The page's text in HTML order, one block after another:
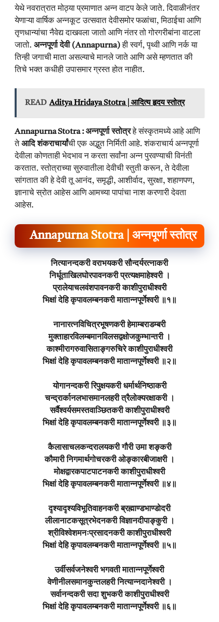
येथे नवरात्रात मोठ्या प्रमाणात अन्न वाटप केले जाते. दिवाळीनंतर
येणाऱ्या वार्षिक अन्नकूट उत्सवात देवीसमोर फळांचा, मिठाईचा आणि
तृणधान्यांचा नैवेद्य दाखवला जातो आणि नंतर तो गोरगरीबांना वाटला
जातो. अन्नपूर्णा देवी (Annapurna)ही स्वर्ग, पृथ्वी आणि नर्क या
तिन्ही जगाची माता असल्याचे मानले जाते आणि असे म्हणतात की
तिचे भक्त कधीही उपासमार ग्रस्त होत नाहीत.
READ Aditya Hridaya Stotra | आदित्य हृदय स्तोत्र
Annapurna Stotra : अन्नपूर्णा स्तोत्रहे संस्कृतमध्ये आहे आणि
ते आदि शंकराचार्यांची एक अद्भुत निर्मिती आहे. शंकराचार्य अन्नपूर्णा
देवीला कोणताही भेदभाव न करता सर्वांना अन्न पुरवण्याची विनंती
करतात. स्तोत्राच्या सुरुवातीला देवीची स्तुती करून, ते देवीला
सांगतात की हे देवी तू आनंद, समृद्धी, आशीर्वाद, सुरक्षा, शहाणपण,
ज्ञानाचे स्रोत आहेस आणि आमच्या पापांचा नाश करणारी देवता
आहेस.
Annapurna Stotra | अन्नपूर्णा स्तोत्र
नित्यानन्दकरी वराभयकरी सौन्दर्यरत्नाकरी
निर्धूताखिलघोरपावनकरी प्रत्यक्षमाहेश्वरी ।
प्रालेयाचलवंशपावनकरी काशीपुराधीश्वरी
भिक्षां देहि कृपावलम्बनकरी मातान्नपूर्णेश्वरी ॥१॥
नानारत्नविचित्रभूषणकरी हेमाम्बराडम्बरी
मुक्ताहारविलम्बमानविलसद्वक्षोजकुम्भान्तरी ।
काश्मीरागरुवासिताङ्गरुचिरे काशीपुराधीश्वरी
भिक्षां देहि कृपावलम्बनकरी मातान्नपूर्णेश्वरी ॥२॥
योगानन्दकरी रिपुक्षयकरी धर्मार्थनिष्ठाकरी
चन्द्रार्कानलभासमानलहरी त्रैलोक्यरक्षाकरी ।
सर्वैश्वर्यसमस्तवाञ्छितकरी काशीपुराधीश्वरी
भिक्षां देहि कृपावलम्बनकरी मातान्नपूर्णेश्वरी ॥३॥
कैलासाचलकन्दरालयकरी गौरी उमा शङ्करी
कौमारी निगमार्थगोचरकरी ओङ्कारबीजाक्षरी ।
मोक्षद्वारकपाटपाटनकरी काशीपुराधीश्वरी
भिक्षां देहि कृपावलम्बनकरी मातान्नपूर्णेश्वरी ॥४॥
दृश्यादृश्यविभूतिवाहनकरी ब्रह्माण्डभाण्डोदरी
लीलानाटकसूत्रभेदनकरी विज्ञानदीपाङ्कुरी ।
श्रीविश्वेशमनःप्रसादनकरी काशीपुराधीश्वरी
भिक्षां देहि कृपावलम्बनकरी मातान्नपूर्णेश्वरी ॥५॥
उर्वीसर्वजनेश्वरी भगवती मातान्नपूर्णेश्वरी
वेणीनीलसमानकुन्तलहरी नित्यान्नदानेश्वरी ।
सर्वानन्दकरी सदा शुभकरी काशीपुराधीश्वरी
भिक्षां देहि कृपावलम्बनकरी मातान्नपूर्णेश्वरी ॥६॥